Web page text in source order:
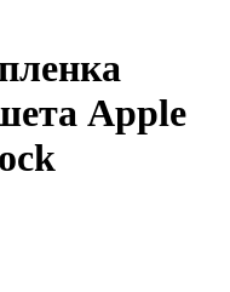
Apple